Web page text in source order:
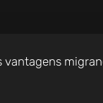
vantagens